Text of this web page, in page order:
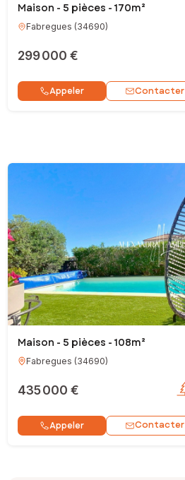
Maison - 5 pièces - 170m²
Fabregues (34690)
299 000 €
Appeler Contacter
Maison - 5 pièces - 108m²
Fabregues (34690)
435 000 €
Appeler Contacter